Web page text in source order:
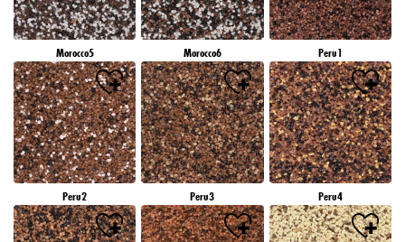
Morocco5 Morocco6 Peru1
Peru2 Peru3 Peru4